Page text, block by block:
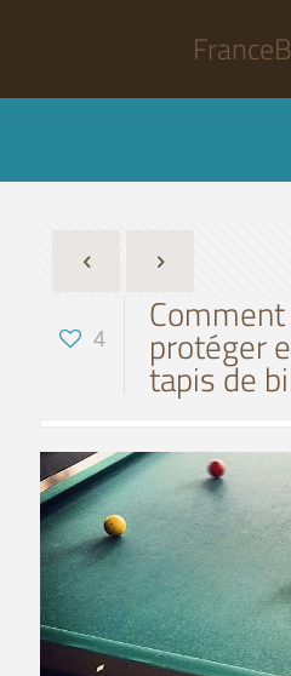
4 protéger
tapis de